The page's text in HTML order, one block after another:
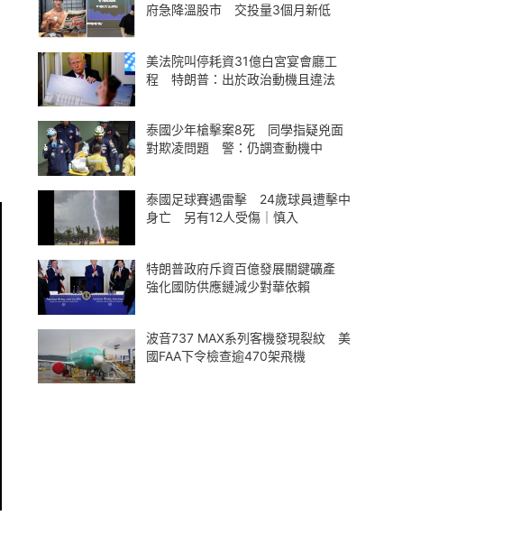
府急降溫股市 交投量3個月新低
美法院叫停耗資31億白宮宴會廳工
程 特朗普：出於政治動機且違法
泰國少年槍擊案8死 同學指疑兇面
對欺凌問題 警：仍調查動機中
泰國足球賽遇雷擊 24歲球員遭擊中
身亡 另有12人受傷｜慎入
特朗普政府斥資百億發展關鍵礦產
強化國防供應鏈減少對華依賴
波音737 MAX系列客機發現裂紋 美
國FAA下令檢查逾470架飛機